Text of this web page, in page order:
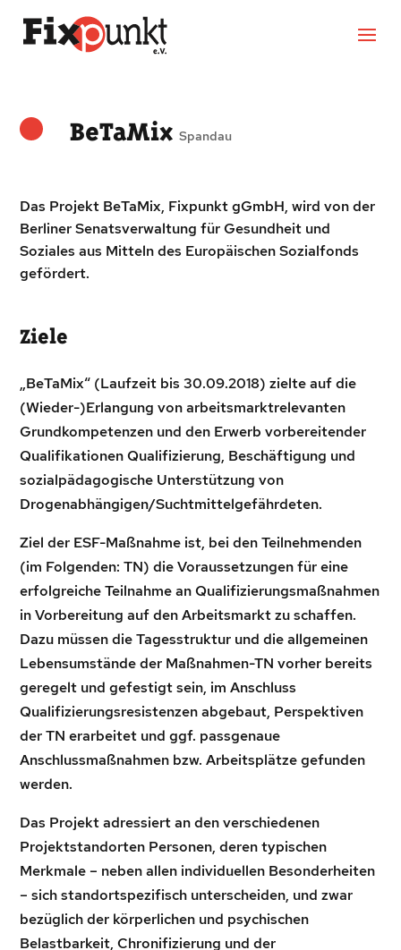
BeTaMix Spandau
Das Projekt BeTaMix, Fixpunkt gGmbH, wird von der
Berliner Senatsverwaltung für Gesundheit und
Soziales aus Mitteln des Europäischen Sozialfonds
gefördert.
Ziele
„BeTaMix“ (Laufzeit bis 30.09.2018) zielte auf die
(Wieder-)Erlangung von arbeitsmarktrelevanten
Grundkompetenzen und den Erwerb vorbereitender
Qualifikationen Qualifizierung, Beschäftigung und
sozialpädagogische Unterstützung von
Drogenabhängigen/Suchtmittelgefährdeten.
Ziel der ESF-Maßnahme ist, bei den Teilnehmenden
(im Folgenden: TN) die Voraussetzungen für eine
erfolgreiche Teilnahme an Qualifizierungsmaßnahmen
in Vorbereitung auf den Arbeitsmarkt zu schaffen.
Dazu müssen die Tagesstruktur und die allgemeinen
Lebensumstände der Maßnahmen-TN vorher bereits
geregelt und gefestigt sein, im Anschluss
Qualifizierungsresistenzen abgebaut, Perspektiven
der TN erarbeitet und ggf. passgenaue
Anschlussmaßnahmen bzw. Arbeitsplätze gefunden
werden.
Das Projekt adressiert an den verschiedenen
Projektstandorten Personen, deren typischen
Merkmale – neben allen individuellen Besonderheiten
– sich standortspezifisch unterscheiden, und zwar
bezüglich der körperlichen und psychischen
Belastbarkeit, Chronifizierung und der